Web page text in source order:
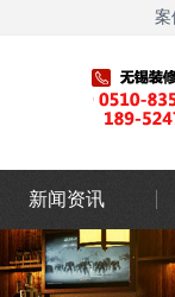
案
新闻资讯